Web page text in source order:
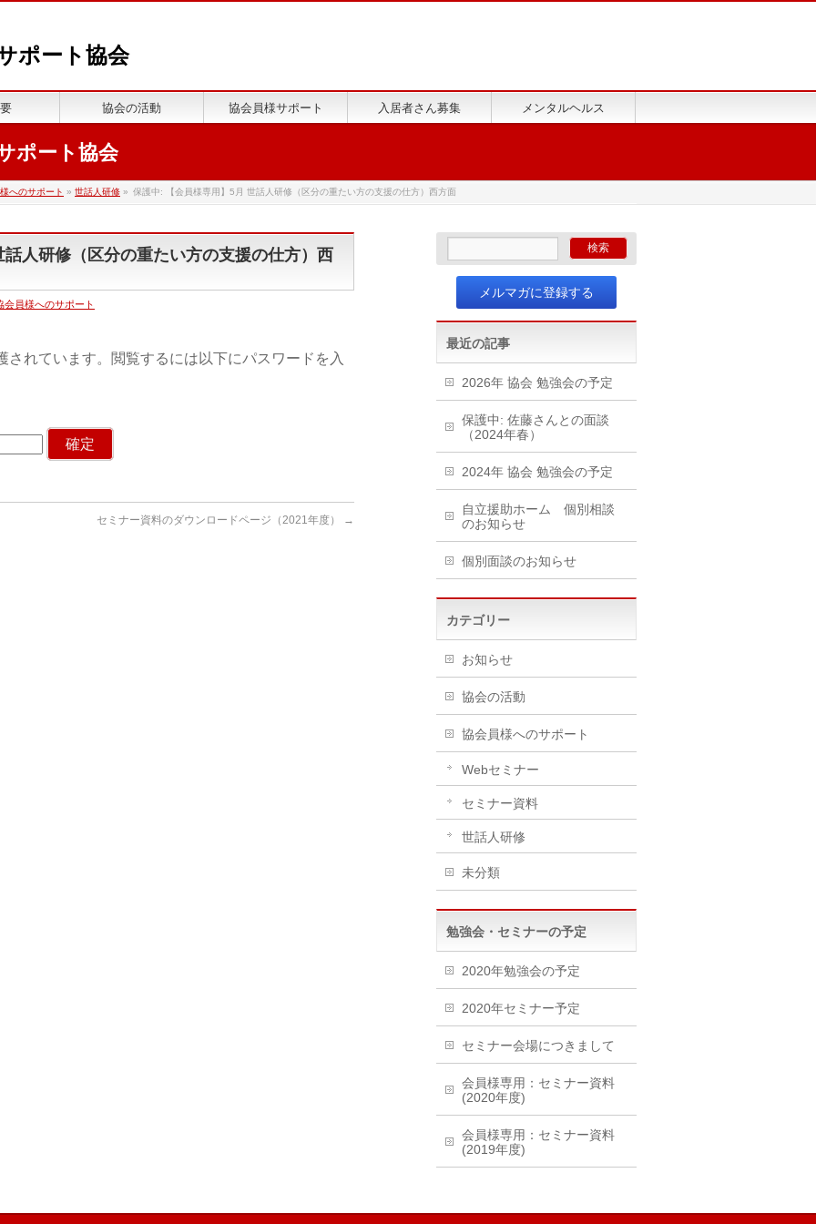
ポート協会
協会の活動 協会員様サポート 入居者さん募集 メンタルヘルス
ポート協会
へのサポート » 世話人研修 » 保護中: 【会員様専用】5月 世話人研修（区分の重たい方の支援の仕方）西方面
人研修（区分の重たい方の支援の仕方）西
会員様へのサポート
されています。閲覧するには以下にパスワードを入
セミナー資料のダウンロードページ（2021年度） →
メルマガに登録する
最近の記事
2026年 協会 勉強会の予定
保護中: 佐藤さんとの面談
（2024年春）
2024年 協会 勉強会の予定
自立援助ホーム 個別相談
のお知らせ
個別面談のお知らせ
カテゴリー
お知らせ
協会の活動
協会員様へのサポート
Webセミナー
セミナー資料
世話人研修
未分類
勉強会・セミナーの予定
2020年勉強会の予定
2020年セミナー予定
セミナー会場につきまして
会員様専用：セミナー資料
(2020年度)
会員様専用：セミナー資料
(2019年度)